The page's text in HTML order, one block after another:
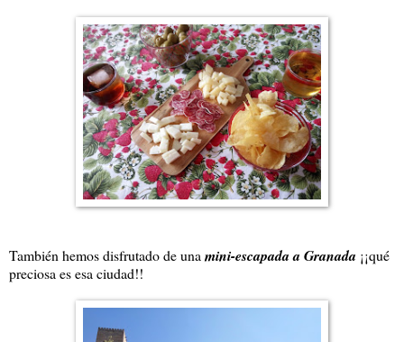
También hemos disfrutado de una mini-escapada a Granada ¡¡qué
preciosa es esa ciudad!!